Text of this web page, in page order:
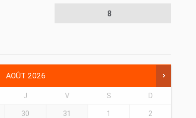
AOÛT 2026
J V S D
30 31 1 2